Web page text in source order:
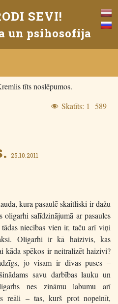
SEVI!
un psihosofija
tīts noslēpumos.
Skatīts: 1 589
25.10.2011
kura pasaulē skaitliski ir dažu
salīdzinājumā ar pasaules
niecības vien ir, taču arī viņi
Oligarhi ir kā haizivis, kas
kāda spēkos ir neitralizēt haizivi?
jo visam ir divas puses –
savu darbības lauku un
nes zināmu labumu arī
reāli – tas, kurš prot nopelnīt,